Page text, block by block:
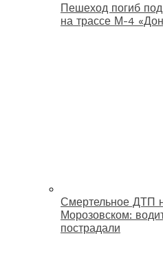
Пешеход погиб под
на трассе М-4
Смертельное ДТП
Морозовском:
пострадали